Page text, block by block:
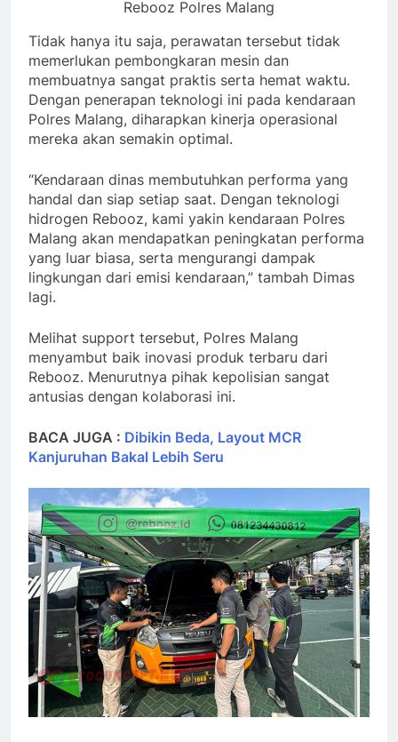
Rebooz Polres Malang
Tidak hanya itu saja, perawatan tersebut tidak
memerlukan pembongkaran mesin dan
membuatnya sangat praktis serta hemat waktu.
Dengan penerapan teknologi ini pada kendaraan
Polres Malang, diharapkan kinerja operasional
mereka akan semakin optimal.
“Kendaraan dinas membutuhkan performa yang
handal dan siap setiap saat. Dengan teknologi
hidrogen Rebooz, kami yakin kendaraan Polres
Malang akan mendapatkan peningkatan performa
yang luar biasa, serta mengurangi dampak
lingkungan dari emisi kendaraan,” tambah Dimas
lagi.
Melihat support tersebut, Polres Malang
menyambut baik inovasi produk terbaru dari
Rebooz. Menurutnya pihak kepolisian sangat
antusias dengan kolaborasi ini.
BACA JUGA : Dibikin Beda, Layout MCR
Kanjuruhan Bakal Lebih Seru